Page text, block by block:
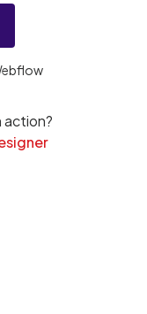
action?